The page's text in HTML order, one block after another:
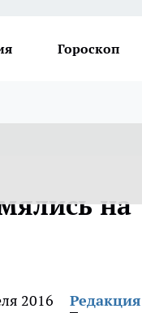
Гороскоп
на
2016 Редакция